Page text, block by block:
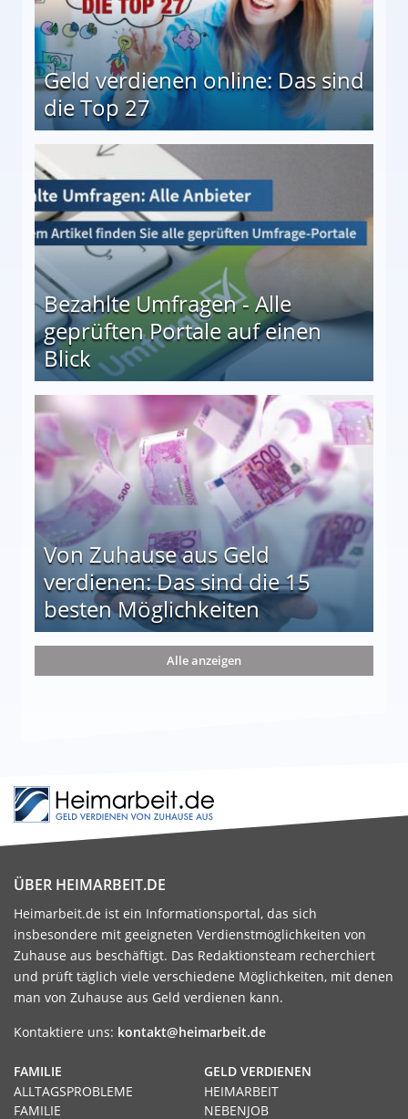
Geld verdienen online: Das sind
die Top 27
Bezahlte Umfragen - Alle
geprüften Portale auf einen
Blick
auf einen Blick
Von Zuhause aus Geld
verdienen: Das sind die 15
besten Möglichkeiten
die 15 besten Möglichkeiten
Alle anzeigen
ÜBER HEIMARBEIT.DE
Heimarbeit.de ist ein Informationsportal, das sich
insbesondere mit geeigneten Verdienstmöglichkeiten von
Zuhause aus beschäftigt. Das Redaktionsteam recherchiert
und prüft täglich viele verschiedene Möglichkeiten, mit denen
man von Zuhause aus Geld verdienen kann.
Kontaktiere uns: kontakt@heimarbeit.de
GELD VERDIENEN
HEIMARBEIT
NEBENJOB
FAMILIE
ALLTAGSPROBLEME
FAMILIE